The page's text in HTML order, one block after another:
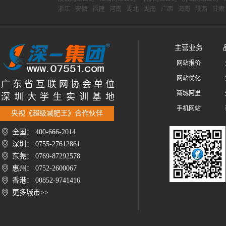
浙江
安徽 福建 河南 湖北 湖南 广西 海南 陕西 甘肃
广 东 省 互 联 网 协 会 单 位
深 圳 大 学 生 实 训 基 地
央视《超级减肥王》合作伙伴
全国： 400-666-2014
深圳： 0755-27612861
东莞： 0769-87292578
惠州： 0752-2600067
香港： 00852-9741416
更多城市>>
主营业务
网站报价
网站优化
商城阿里
手机网站